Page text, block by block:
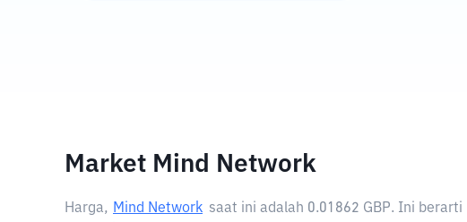
Market Mind Network
Harga, Mind Network saat ini adalah 0.01862 GBP. Ini berarti